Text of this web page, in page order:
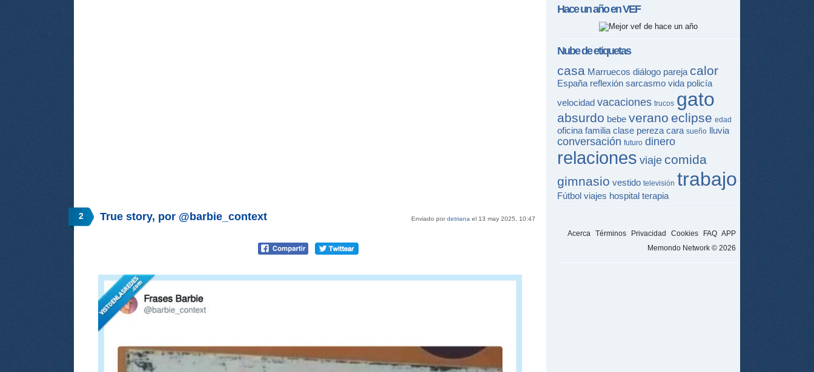
2 Enviado pordetriana el 13 may 2025, 10:47
True story, por @barbie_context
Hace un año enVEF
Nube de etiquetas
casa Marruecos diálogo pareja calor
España reflexión sarcasmo vida policía
velocidad vacaciones trucos gato
absurdo bebe verano eclipse edad
oficina familia clase pereza cara sueño lluvia
conversación futuro dinero
relaciones viaje comida
gimnasio vestido televisión trabajo
Fútbol viajes hospital terapia
Acerca Términos Privacidad Cookies FAQ APP
Memondo Network © 2026